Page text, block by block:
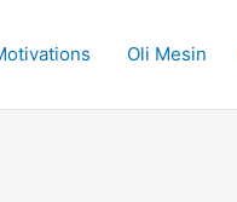
Oli Mesin